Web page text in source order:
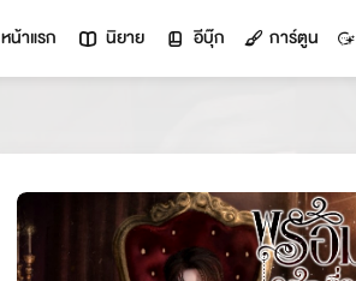
หน้าแรก นิยาย อีบุ๊ก การ์ตูน